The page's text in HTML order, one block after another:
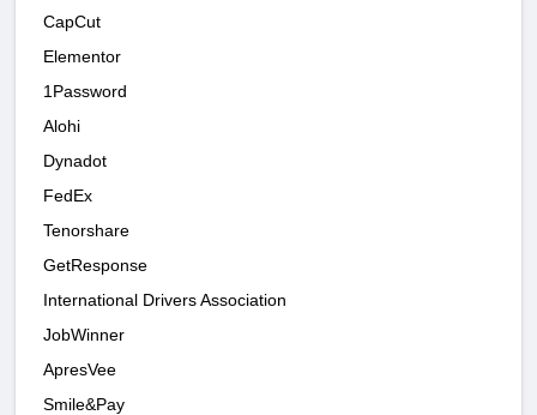
CapCut
Elementor
1Password
Alohi
Dynadot
FedEx
Tenorshare
GetResponse
International Drivers Association
JobWinner
ApresVee
Smile&Pay